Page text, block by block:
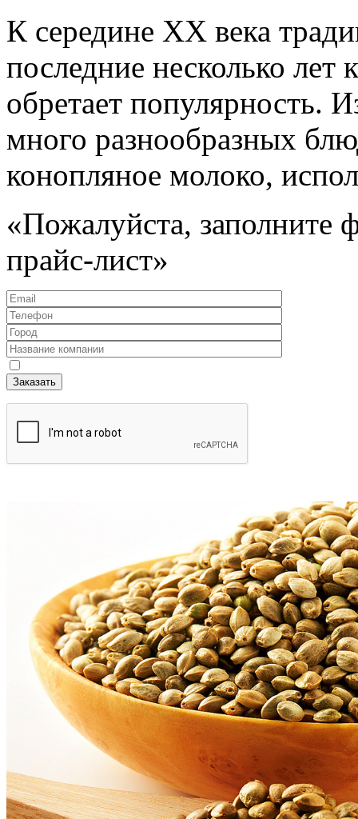
К середине ХХ века
последние несколько лет
обретает популярность.
много разнообразных
конопляное молоко,
«Пожалуйста,
прайс-лист»